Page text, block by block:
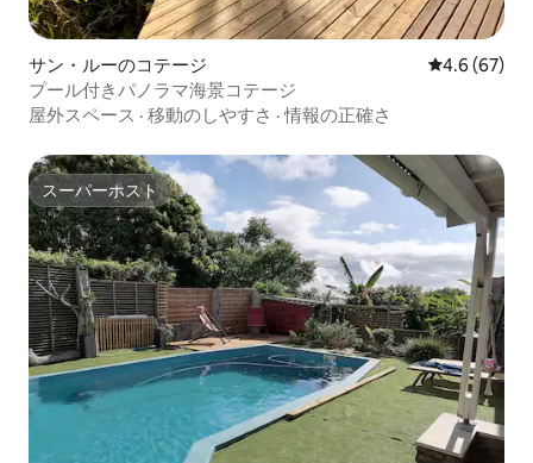
サン・ルーのコテージ レビュー67
4.6 (67)
プール付きパノラマ海景コテージ
屋外スペース · 移動のしやすさ ·情報の正確さ
スーパーホスト
スーパーホスト